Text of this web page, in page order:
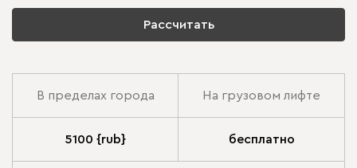
Рассчитать
В пределах города На грузовом лифте
5100 {rub} бесплатно